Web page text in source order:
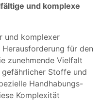
und komplexe
und komplexer
für den
zunehmende Vielfalt
Stoffe und
Handhabungs-
Komplexität